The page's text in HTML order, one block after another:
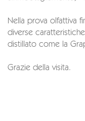
Nella prova olfattiva
diverse
distillato come la
Grazie della visita.